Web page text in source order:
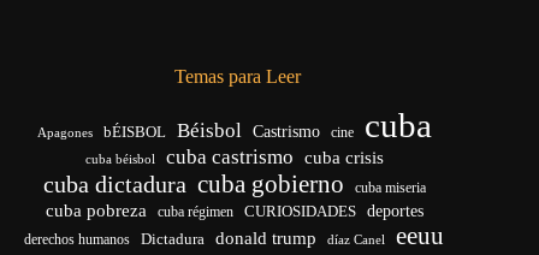
Temas para Leer
Apagones bÉISBOL Béisbol Castrismo cine cuba
cuba béisbol cuba castrismo cuba crisis
cuba dictadura cuba gobierno cuba miseria
cuba pobreza cuba régimen CURIOSIDADES deportes
derechos humanos Dictadura donald trump díaz Canel eeuu